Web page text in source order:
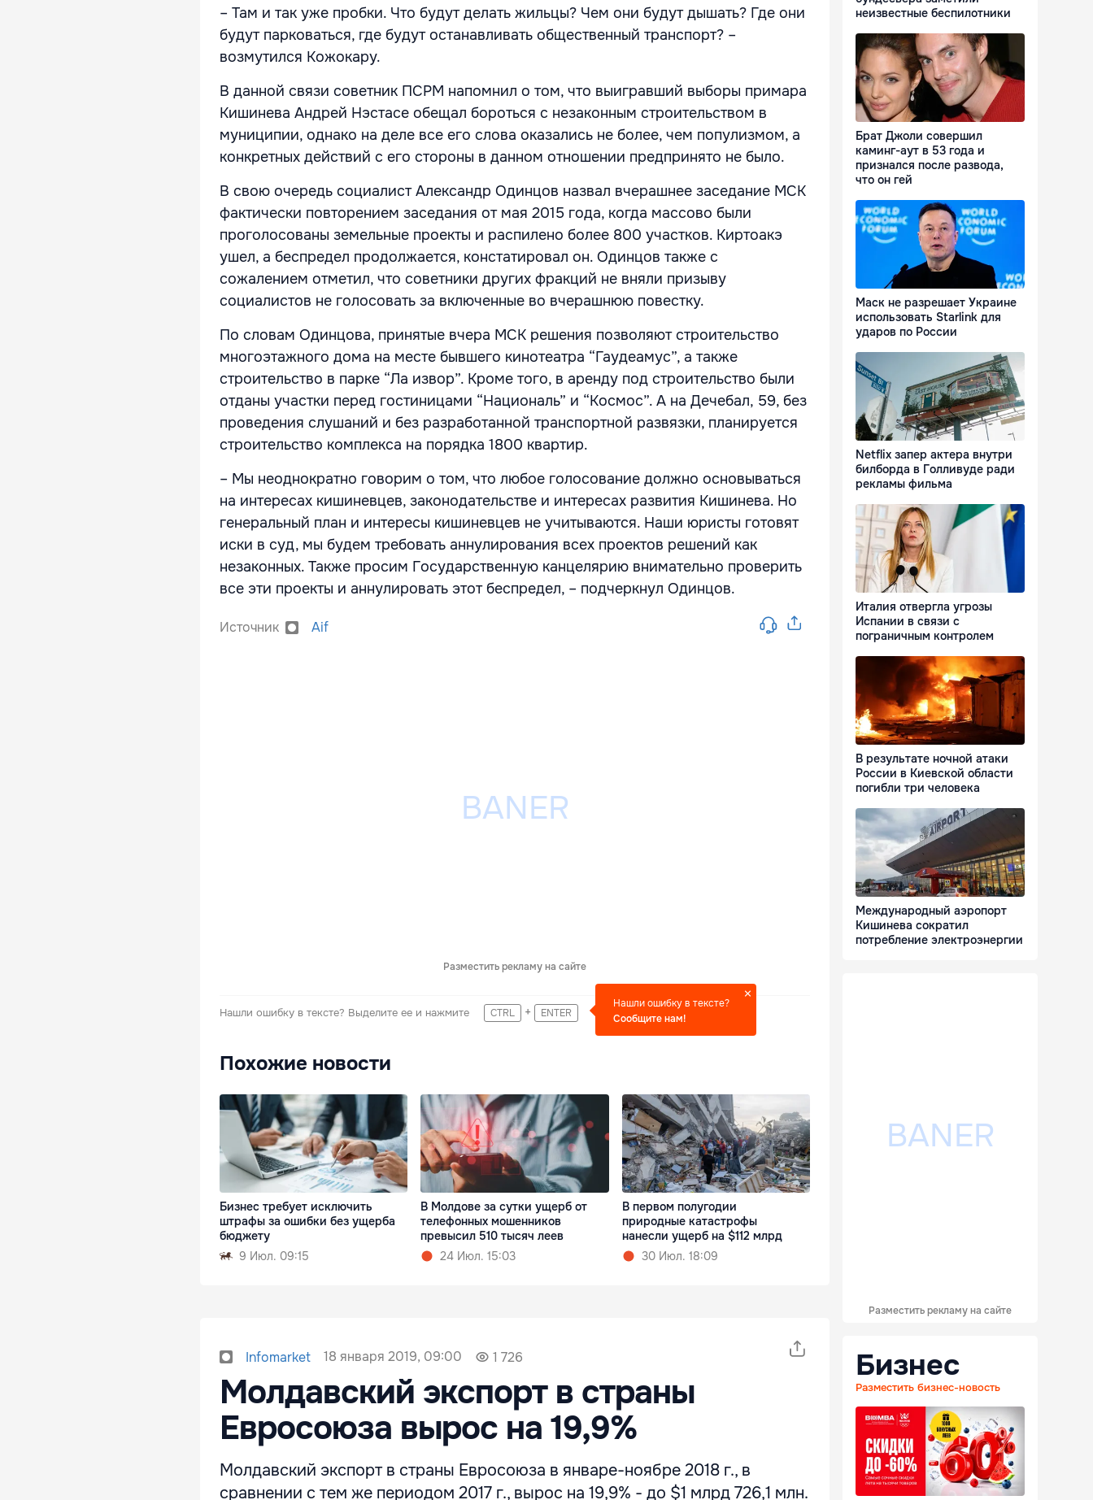
– Там и так уже пробки. Что будут делать жильцы? Чем они будут дышать? Где они
будут парковаться, где будут останавливать общественный транспорт? –
возмутился Кожокару.
В данной связи советник ПСРМ напомнил о том, что выигравший выборы примара
Кишинева Андрей Нэстасе обещал бороться с незаконным строительством в
муниципии, однако на деле все его слова оказались не более, чем популизмом, а
конкретных действий с его стороны в данном отношении предпринято не было.
В свою очередь социалист Александр Одинцов назвал вчерашнее заседание МСК
фактически повторением заседания от мая 2015 года, когда массово были
проголосованы земельные проекты и распилено более 800 участков. Киртоакэ
ушел, а беспредел продолжается, констатировал он. Одинцов также с
сожалением отметил, что советники других фракций не вняли призыву
социалистов не голосовать за включенные во вчерашнюю повестку.
По словам Одинцова, принятые вчера МСК решения позволяют строительство
многоэтажного дома на месте бывшего кинотеатра “Гаудеамус”, а также
строительство в парке “Ла извор”. Кроме того, в аренду под строительство были
отданы участки перед гостиницами “Националь” и “Космос”. А на Дечебал, 59, без
проведения слушаний и без разработанной транспортной развязки, планируется
строительство комплекса на порядка 1800 квартир.
– Мы неоднократно говорим о том, что любое голосование должно основываться
на интересах кишиневцев, законодательстве и интересах развития Кишинева. Но
генеральный план и интересы кишиневцев не учитываются. Наши юристы готовят
иски в суд, мы будем требовать аннулирования всех проектов решений как
незаконных. Также просим Государственную канцелярию внимательно проверить
все эти проекты и аннулировать этот беспредел, – подчеркнул Одинцов.
Источник Aif
Разместить рекламу на сайте
Нашли ошибку в тексте? Выделите ее и нажмите CTRL + ENTER
Нашли ошибку в тексте?
Сообщите нам!
Похожие новости
Бизнес требует исключить
штрафы за ошибки без ущерба
бюджету
9 Июл. 09:15
В Молдове за сутки ущерб от
телефонных мошенников
превысил 510 тысяч леев
24 Июл. 15:03
В первом полугодии
природные катастрофы
нанесли ущерб на $112 млрд
30 Июл. 18:09
Infomarket 18 января 2019, 09:00 1 726
Молдавский экспорт в страны
Евросоюза вырос на 19,9%
Молдавский экспорт в страны Евросоюза в январе-ноябре 2018 г., в
сравнении с тем же периодом 2017 г., вырос на 19,9% - до $1 млрд 726,1 млн.
неизвестные беспилотники
Брат Джоли совершил
каминг-аут в 53 года и
признался после развода,
что он гей
Маск не разрешает Украине
использовать Starlink для
ударов по России
Netflix запер актера внутри
билборда в Голливуде ради
рекламы фильма
Италия отвергла угрозы
Испании в связи с
пограничным контролем
В результате ночной атаки
России в Киевской области
погибли три человека
Международный аэропорт
Кишинева сократил
потребление электроэнергии
Разместить рекламу на сайте
Бизнес
Разместить бизнес-новость